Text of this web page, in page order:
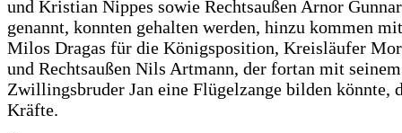
und Kristian Nippes sowie Rechtsaußen Arnor
genannt, konnten gehalten werden, hinzu kommen
Milos Dragas für die Königsposition, Kreisläufer
und Rechtsaußen Nils Artmann, der fortan mit seinem
Zwillingsbruder Jan eine Flügelzange bilden könnte,
Kräfte.